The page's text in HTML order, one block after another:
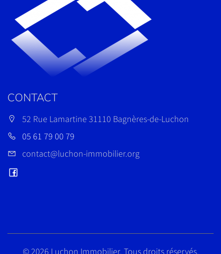
CONTACT
52 Rue Lamartine 31110 Bagnères-de-Luchon
05 61 79 00 79
contact@luchon-immobilier.org
© 2026 Luchon Immobilier. Tous droits réservés.